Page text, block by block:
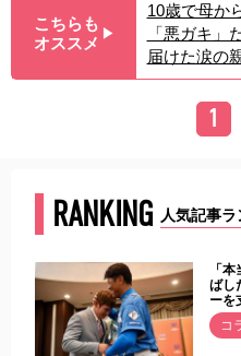
こちらも
オススメ ▶︎
10歳で母か
「悪ガキ」
届けた涙の
1
RANKING 人気記事
「
ばし
ーを
コ